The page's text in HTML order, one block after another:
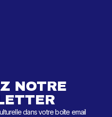
NOTRE
dans votre boîte email